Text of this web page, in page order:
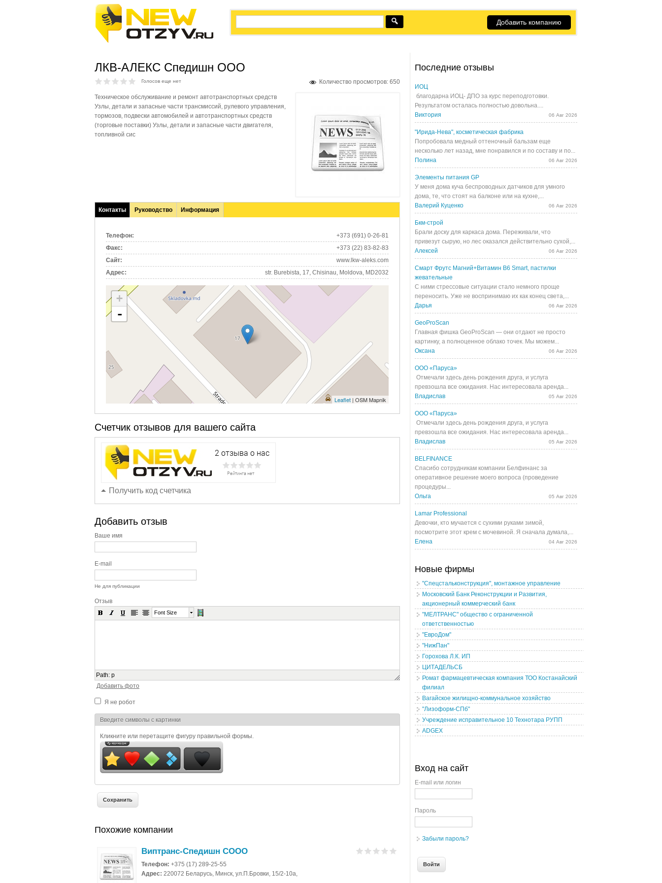
Добавить компанию
ЛКВ-АЛЕКС Спедишн ООО
Количество просмотров: 650
Голосов еще нет
Техническое обслуживание и ремонт автотранспортных средств
Узлы, детали и запасные части трансмиссий, рулевого управления,
тормозов, подвески автомобилей и автотранспортных средств
(торговые поставки) Узлы, детали и запасные части двигателя,
топливной сис
Контакты
(активная
Руководство Информация
Телефон:
+373 (691) 0-26-81
Факс:
+373 (22) 83-82-83
Сайт:
www.lkw-aleks.com
Адрес:
str. Burebista, 17, Chisinau, Moldova, MD2032
+
-
Leaflet | OSM Mapnik
Счетчик отзывов для вашего сайта
Получить код счетчика
Добавить отзыв
Ваше имя
E-mail
Не для публикации
Отзыв
Font Size
Path: p
Добавить фото
Я не робот
Я спамер
Введите символы с картинки
Кликните или перетащите фигуру правильной формы.
Похожие компании
Виптранс-Спедишн СООО
Телефон: +375 (17) 289-25-55
Адрес: 220072 Беларусь, Минск, ул.П.Бровки, 15/2-10а,
Последние отзывы
ИОЦ
благодарна ИОЦ- ДПО за курс переподготовки.
Результатом осталась полностью довольна....
Виктория
06 Авг 2026
"Ирида-Нева", косметическая фабрика
Попробовала медный оттеночный бальзам еще
несколько лет назад, мне понравился и по составу и по...
Полина
06 Авг 2026
Элементы питания GP
У меня дома куча беспроводных датчиков для умного
дома, те, что стоят на балконе или на кухне,...
Валерий Куценко
06 Авг 2026
Бкм-строй
Брали доску для каркаса дома. Переживали, что
привезут сырую, но лес оказался действительно сухой,...
Алексей
06 Авг 2026
Смарт Фрутс Магний+Витамин В6 Smart, пастилки
жевательные
С ними стрессовые ситуации стало немного проще
переносить. Уже не воспринимаю их как конец света,...
Дарья
06 Авг 2026
GeoProScan
Главная фишка GeoProScan — они отдают не просто
картинку, а полноценное облако точек. Мы можем...
Оксана
06 Авг 2026
ООО «Паруса»
Отмечали здесь день рождения друга, и услуга
превзошла все ожидания. Нас интересовала аренда...
Владислав
05 Авг 2026
ООО «Паруса»
Отмечали здесь день рождения друга, и услуга
превзошла все ожидания. Нас интересовала аренда...
Владислав
05 Авг 2026
BELFINANCE
Спасибо сотрудникам компании Белфинанс за
оперативное решение моего вопроса (проведение
процедуры...
Ольга
05 Авг 2026
Lamar Professional
Девочки, кто мучается с сухими руками зимой,
посмотрите этот крем с мочевиной. Я сначала думала,...
Елена
04 Авг 2026
Новые фирмы
"Спецстальконструкция", монтажное управление
Московский Банк Реконструкции и Развития,
акционерный коммерческий банк
"МЕЛТРАНС" общество с ограниченной
ответственностью
"ЕвроДом"
"НижПан"
Горохова Л.К. ИП
ЦИТАДЕЛЬСБ
Ромат фармацевтическая компания ТОО Костанайский
филиал
Вагайское жилищно-коммунальное хозяйство
"Лизоформ-СПб"
Учреждение исправительное 10 Технотара РУПП
ADGEX
Вход на сайт
E-mail или логин
Пароль
Забыли пароль?